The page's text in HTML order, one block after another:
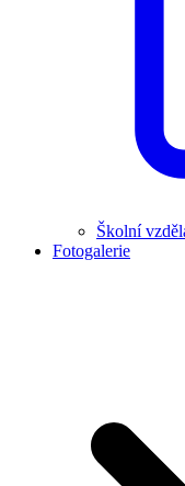
Školní
Fotogalerie